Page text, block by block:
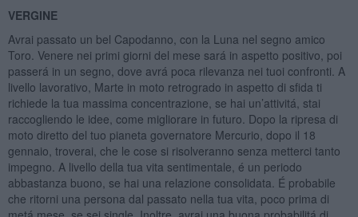
VERGINE
Avrai passato un bel Capodanno, con la Luna nel segno amico
Toro. Venere nei primi giorni del mese sará in aspetto positivo, poi
passerá in un segno, dove avrá poca rilevanza nei tuoi confronti. A
livello lavorativo, Marte in moto retrogrado in aspetto di sfida ti
richiede la tua massima concentrazione, se hai un’attivitá, stai
raccogliendo le idee, come migliorare in futuro. Dopo la ripresa di
moto diretto del tuo pianeta governatore Mercurio, dopo il 18
gennaio, troverai, che le cose si risolveranno senza metterci tanto
impegno. A livello della tua vita sentimentale, é un periodo
abbastanza buono, se hai una relazione consolidata. É probabile
che ritorni una persona dal passato nella tua vita, poco prima di